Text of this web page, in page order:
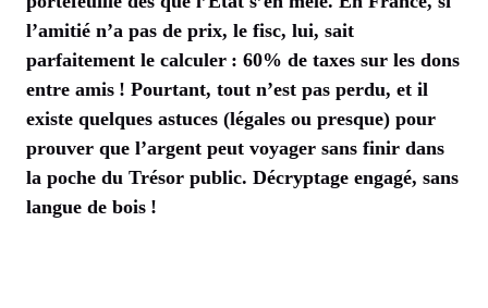
l’amitié n’a pas de prix, le fisc, lui, sait
parfaitement le calculer : 60% de taxes sur les dons
entre amis ! Pourtant, tout n’est pas perdu, et il
existe quelques astuces (légales ou presque) pour
prouver que l’argent peut voyager sans finir dans
la poche du Trésor public. Décryptage engagé, sans
langue de bois !